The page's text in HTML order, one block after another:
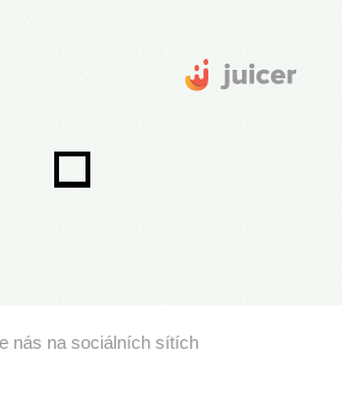
nás na sociálních sítích